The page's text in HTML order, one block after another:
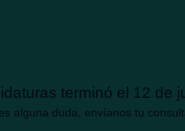
terminó el 12 de
alguna duda, envíanos tu